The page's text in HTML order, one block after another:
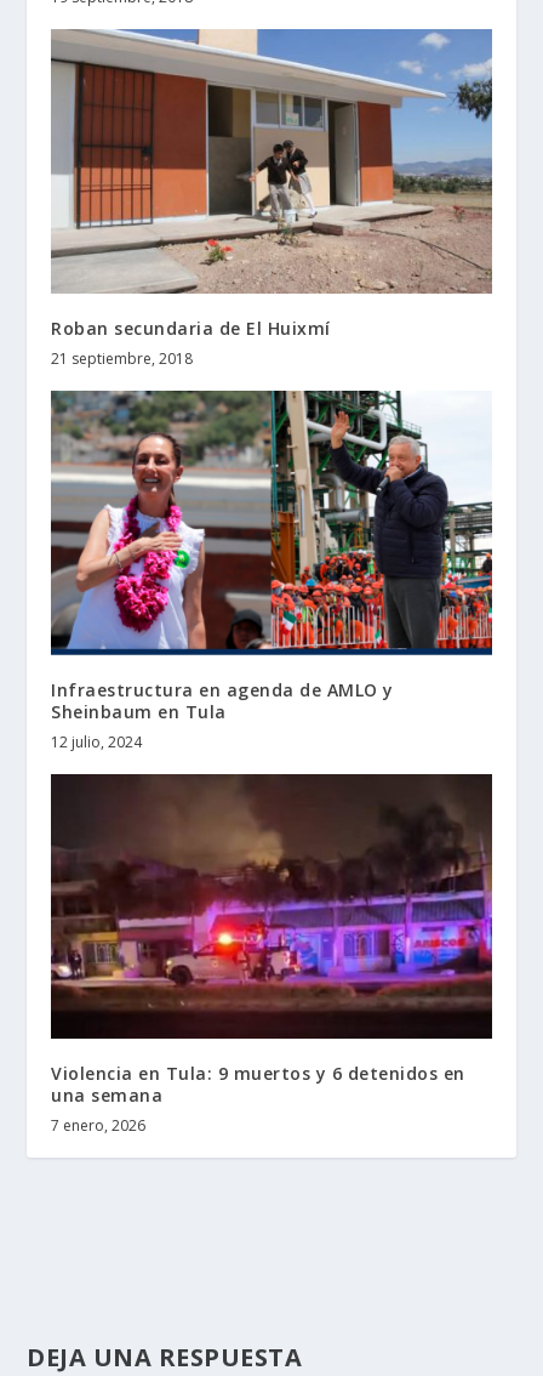
Roban secundaria de El Huixmí
21 septiembre, 2018
Infraestructura en agenda de AMLO y
Sheinbaum en Tula
12 julio, 2024
Violencia en Tula: 9 muertos y 6 detenidos en
una semana
7 enero, 2026
DEJA UNA RESPUESTA